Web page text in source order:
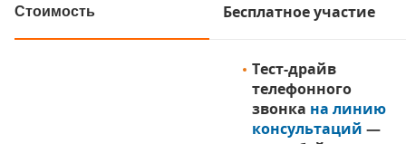
Стоимость Бесплатное участие
Тест-драйв
телефонного
звонка на линию
консультаций —